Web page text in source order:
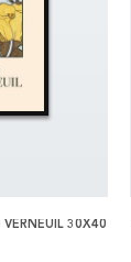
VERNEUIL 30X40